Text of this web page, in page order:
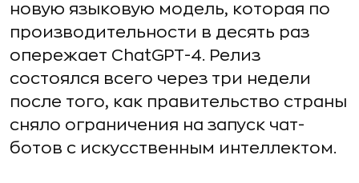
новую языковую модель, которая по
производительности в десять раз
опережает ChatGPT-4. Релиз
состоялся всего через три недели
после того, как правительство страны
сняло ограничения на запуск чат-
ботов с искусственным интеллектом.